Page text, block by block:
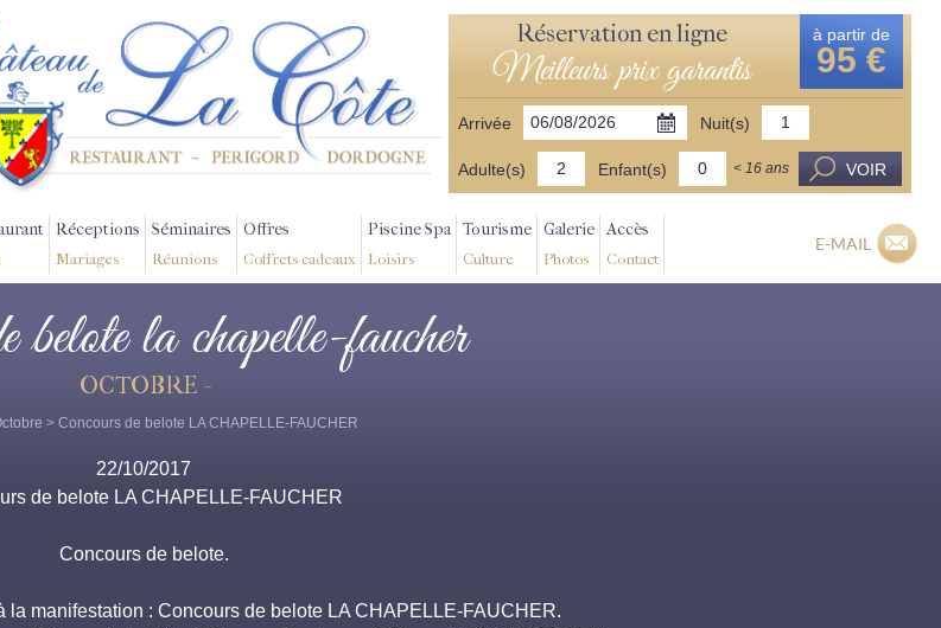
Réservation en ligne
Meilleurs prix garantis
à partir de
95 €
Arrivée Nuit(s)
Adulte(s) Enfant(s) < 16 ans VOIR
Réceptions
Mariages
Séminaires
Réunions
Offres
Coffrets cadeaux
Piscine Spa
Loisirs
Tourisme
Culture
Galerie
Photos
Accès
Contact
E-MAIL
belote la chapelle-faucher
OCTOBRE -
> Concours de belote LA CHAPELLE-FAUCHER
22/10/2017
de belote LA CHAPELLE-FAUCHER
Concours de belote.
la manifestation : Concours de belote LA CHAPELLE-FAUCHER.